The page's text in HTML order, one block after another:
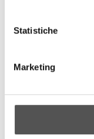
Statistiche
Marketing